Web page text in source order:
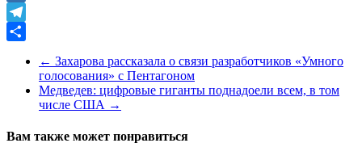
Mail.Ru
Telegram
← Захарова рассказала о связи разработчиков «Умного
голосования» с Пентагоном
Медведев: цифровые гиганты поднадоели всем, в том
числе США →
Вам также может понравиться